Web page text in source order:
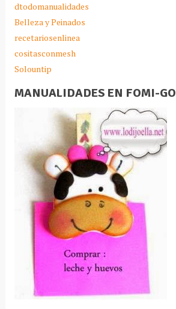
dtodomanualidades
Belleza y Peinados
recetariosenlinea
cositasconmesh
Solountip
MANUALIDADES EN FOMI-